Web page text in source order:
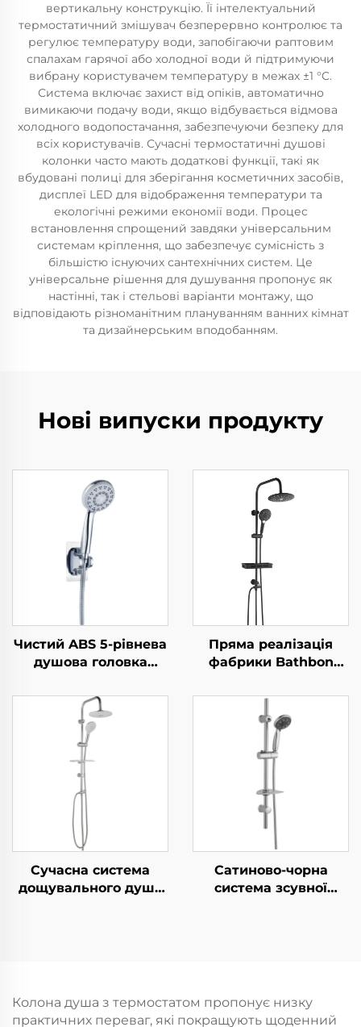
вертикальну конструкцію. Її інтелектуальний
термостатичний змішувач безперервно контролює та
регулює температуру води, запобігаючи раптовим
спалахам гарячої або холодної води й підтримуючи
вибрану користувачем температуру в межах ±1 °C.
Система включає захист від опіків, автоматично
вимикаючи подачу води, якщо відбувається відмова
холодного водопостачання, забезпечуючи безпеку для
всіх користувачів. Сучасні термостатичні душові
колонки часто мають додаткові функції, такі як
вбудовані полиці для зберігання косметичних засобів,
дисплеї LED для відображення температури та
екологічні режими економії води. Процес
встановлення спрощений завдяки універсальним
системам кріплення, що забезпечує сумісність з
більшістю існуючих сантехнічних систем. Це
універсальне рішення для душування пропонує як
настінні, так і стельові варіанти монтажу, що
відповідають різноманітним плануванням ванних кімнат
та дизайнерським вподобанням.
Нові випуски продукту
Чистий ABS 5-рівнева
душова головка
електрохромуванням,
ультратовста,
довговічна
силиконова
антизабивна розсипь
для легкого
прибирання
Пряма реалізація
фабрики Bathbon
системи з
дощувальним
зрошенням Високий
тиск ручного
розпилювача
Регульована штанга-
направляюча Оптова
продажа за низькими
цінами
Сучасна система
дощувального душу
Сатиново-чорна
система зсувної
Колона душа з термостатом пропонує низку
практичних переваг, які покращують щоденний